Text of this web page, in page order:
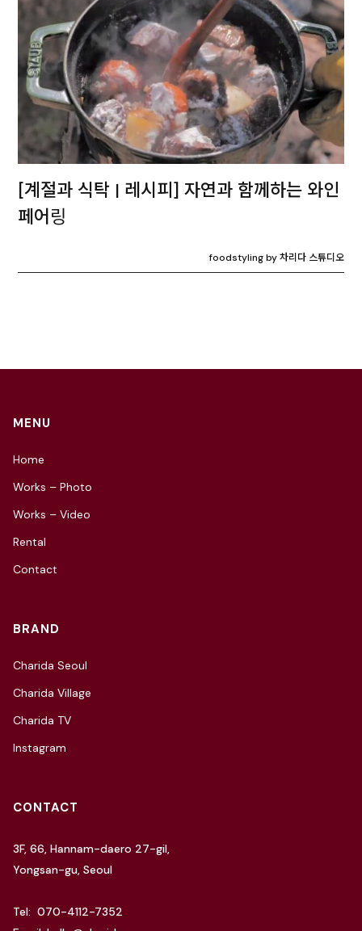
[계절과 식탁 | 레시피] 자연과 함께하는 와인
페어링
foodstyling by 차리다 스튜디오
MENU
Home
Works – Photo
Works – Video
Rental
Contact
BRAND
Charida Seoul
Charida Village
Charida TV
Instagram
CONTACT
3F, 66, Hannam-daero 27-gil,
Yongsan-gu, Seoul
Tel: 070-4112-7352